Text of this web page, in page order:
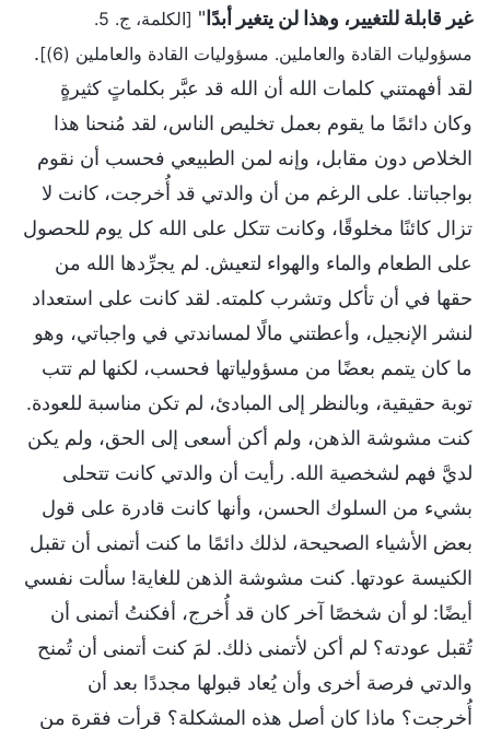
غير قابلة للتغيير، وهذا لن يتغير أبدًا"
[الكلمة، ج. 5.
مسؤوليات القادة والعاملين. مسؤوليات القادة والعاملين (6)]
.
لقد أفهمتني كلمات الله أن الله قد عبَّر بكلماتٍ كثيرةٍ
وكان دائمًا ما يقوم بعمل تخليص الناس، لقد مُنحنا هذا
الخلاص دون مقابل، وإنه لمن الطبيعي فحسب أن نقوم
بواجباتنا. على الرغم من أن والدتي قد أُخرجت، كانت لا
تزال كائنًا مخلوقًا، وكانت تتكل على الله كل يوم للحصول
على الطعام والماء والهواء لتعيش. لم يجرِّدها الله من
حقها في أن تأكل وتشرب كلمته. لقد كانت على استعداد
لنشر الإنجيل، وأعطتني مالًا لمساندتي في واجباتي، وهو
ما كان يتمم بعضًا من مسؤولياتها فحسب، لكنها لم تتب
توبة حقيقية، وبالنظر إلى المبادئ، لم تكن مناسبة للعودة.
كنت مشوشة الذهن، ولم أكن أسعى إلى الحق، ولم يكن
لديَّ فهم لشخصية الله. رأيت أن والدتي كانت تتحلى
بشيء من السلوك الحسن، وأنها كانت قادرة على قول
بعض الأشياء الصحيحة، لذلك دائمًا ما كنت أتمنى أن تقبل
الكنيسة عودتها. كنت مشوشة الذهن للغاية! سألت نفسي
أيضًا: لو أن شخصًا آخر كان قد أُخرج، أفكنتُ أتمنى أن
تُقبل عودته؟ لم أكن لأتمنى ذلك. لمَ كنت أتمنى أن تُمنح
والدتي فرصة أخرى وأن يُعاد قبولها مجددًا بعد أن
أُخرجت؟ ماذا كان أصل هذه المشكلة؟ قرأت فقرة من